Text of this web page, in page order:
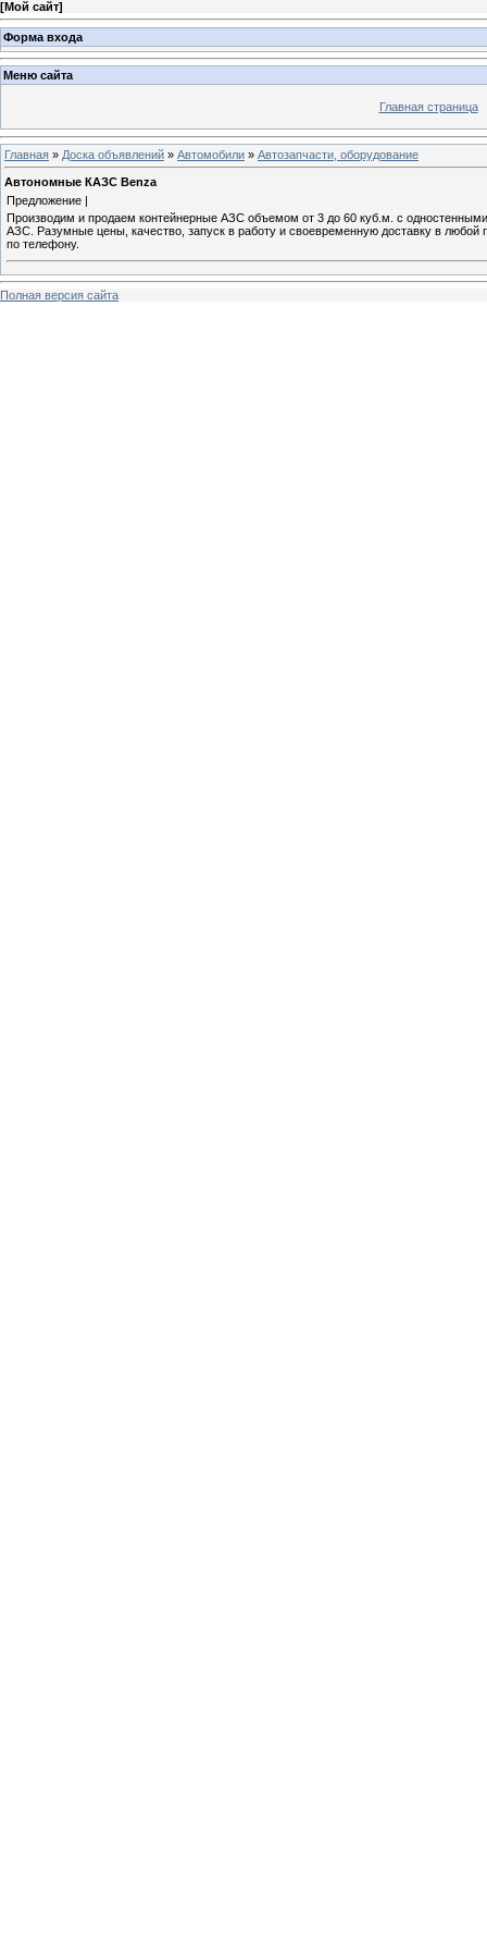
[Мой сайт]
Форма входа
Меню сайта
Главная страница
Главная » Доска объявлений » Автомобили » Автозапчасти, оборудование
Автономные КАЗС Benza
Предложение |
Производим и продаем контейнерные АЗС объемом от 3 до 60 куб.м. с
АЗС. Разумные цены, качество, запуск в работу и своевременную доставку в
по телефону.
Полная версия сайта